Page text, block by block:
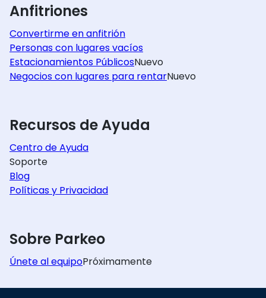
Anfitriones
Convertirme en anfitrión
Personas con lugares vacíos
Estacionamientos PúblicosNuevo
Negocios con lugares para rentarNuevo
Recursos de Ayuda
Centro de Ayuda
Soporte
Blog
Políticas y Privacidad
Sobre Parkeo
Únete al equipoPróximamente